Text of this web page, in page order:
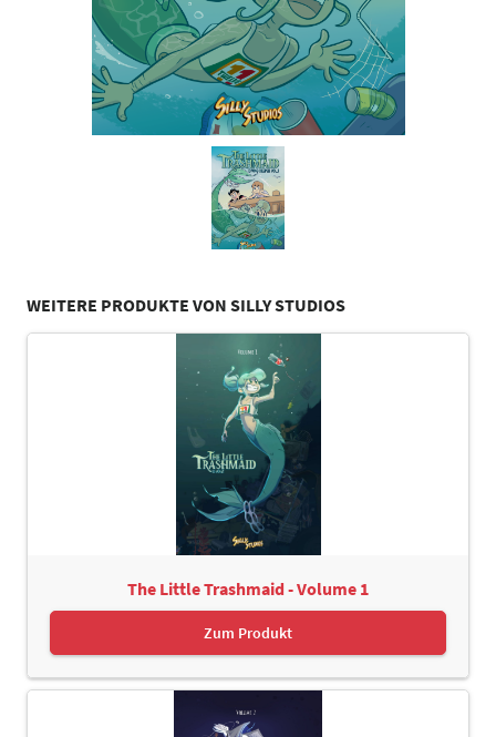
WEITERE PRODUKTE VON SILLY STUDIOS
The Little Trashmaid - Volume 1
Zum Produkt